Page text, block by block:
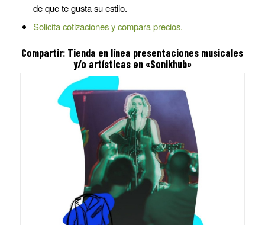
de que te gusta su estilo.
Solicita cotizaciones y compara precios.
Compartir: Tienda en línea presentaciones musicales
y/o artísticas en «Sonikhub»